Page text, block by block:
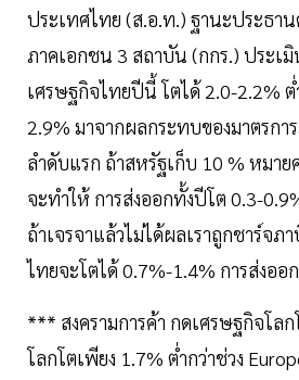
ประเทศไทย (ส.อ.ท.) ฐานะประธา
ภาคเอกชน 3 สถาบัน (กกร.) ประเ
เศรษฐกิจไทยปีนี้ โตได้ 2.0-2.2%
2.9% มาจากผลกระทบของมาตรกา
ลำดับแรก ถ้าสหรัฐเก็บ 10 % หมายค
จะทำให้ การส่งออกทั้งปีโต 0.3-
ถ้าเจรจาแล้วไม่ได้ผลเราถูกชาร์จ
ไทยจะโตได้ 0.7%-1.4% การส่งออ
*** สงครามการค้า กดเศรษฐกิจโล
โลกโตเพียง 1.7% ตํ่ากว่าช่วง